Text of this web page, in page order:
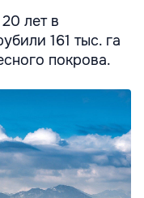
лет в
161 тыс. га
покрова.